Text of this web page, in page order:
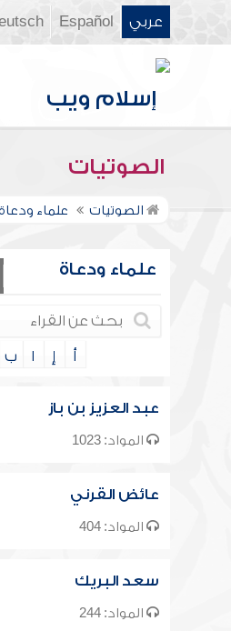
عربي Español
الصوتيات
الصوتيات علماء ودعاة
علماء ودعاة
أ إ ا ب
عبد العزيز بن باز
المواد: 1023
عائض القرني
المواد: 404
سعد البريك
المواد: 244